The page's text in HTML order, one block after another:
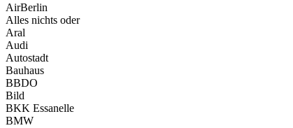
AirBerlin
Alles nichts oder
Aral
Audi
Autostadt
Bauhaus
BBDO
Bild
BKK Essanelle
BMW